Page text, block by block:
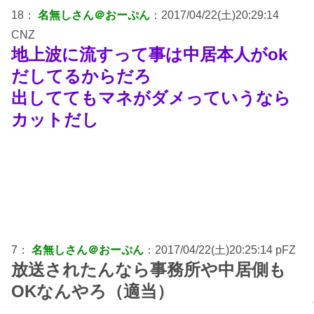
18： 名無しさん＠おーぷん ：2017/04/22(土)20:29:14
CNZ
地上波に流すって事は中居本人がok
だしてるからだろ
出しててもマネがダメっていうなら
カットだし
7： 名無しさん＠おーぷん ：2017/04/22(土)20:25:14 pFZ
放送されたんなら事務所や中居側も
OKなんやろ（適当）